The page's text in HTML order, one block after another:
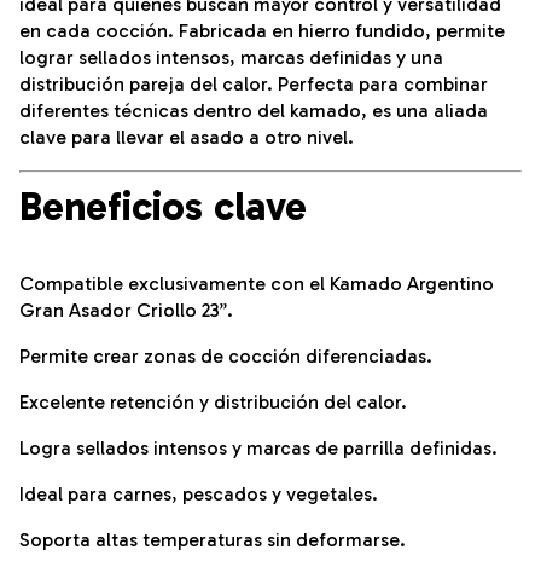
en cada cocción. Fabricada en hierro fundido, permite
lograr sellados intensos, marcas definidas y una
distribución pareja del calor. Perfecta para combinar
diferentes técnicas dentro del kamado, es una aliada
clave para llevar el asado a otro nivel.
Beneficios clave
Compatible exclusivamente con el Kamado Argentino
Gran Asador Criollo 23”.
Permite crear zonas de cocción diferenciadas.
Excelente retención y distribución del calor.
Logra sellados intensos y marcas de parrilla definidas.
Ideal para carnes, pescados y vegetales.
Soporta altas temperaturas sin deformarse.